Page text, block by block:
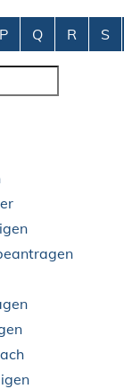
P Q R S